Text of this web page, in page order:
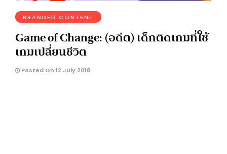
BRANDED CONTENT
Game of Change: (อดีต) เด็กติดเกมที่ใช้
เกมเปลี่ยนชีวิต
Posted On 12 July 2018